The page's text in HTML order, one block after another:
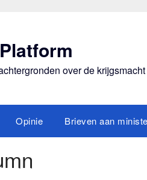
over de krijgsmacht
Opinie Brieven aan